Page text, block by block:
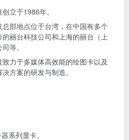
创立于1986年。
总部地点位于台湾，在中国有多个
丽台科技公司和上海的丽台（上
等。
致力于多媒体高效能的绘图卡以及
方案的研发与制造。
系列显卡。